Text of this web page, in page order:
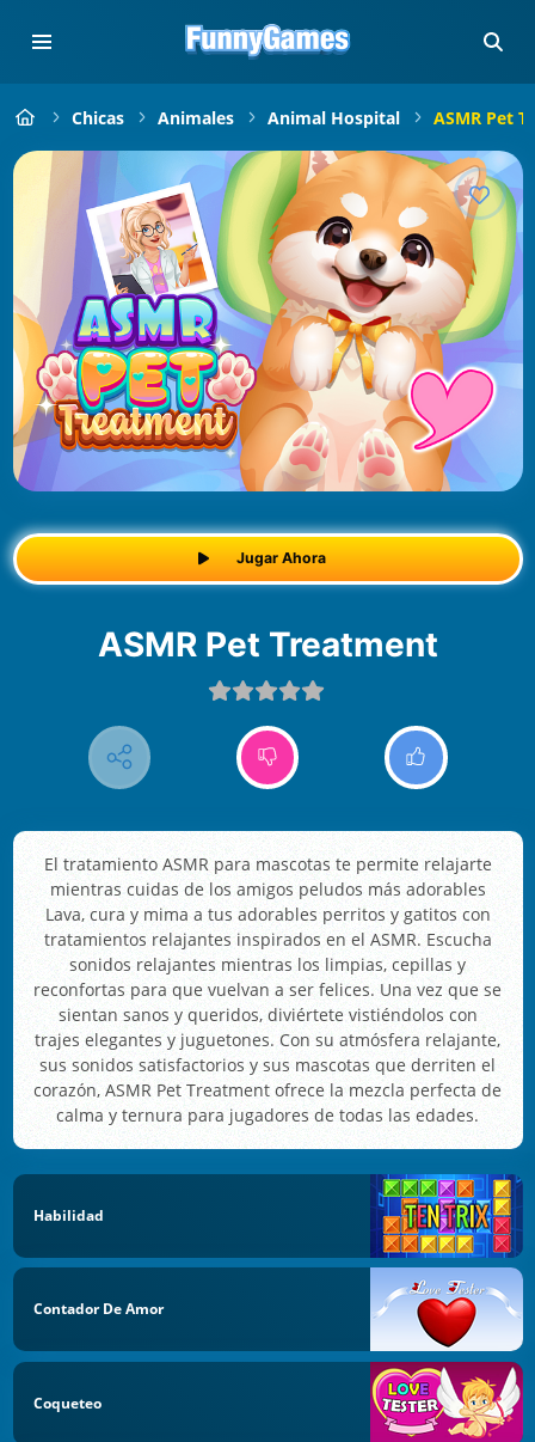
Chicas Animales Animal Hospital ASMR Pet
Jugar Ahora
ASMR Pet Treatment
El tratamiento ASMR para mascotas te permite relajarte
mientras cuidas de los amigos peludos más adorables
Lava, cura y mima a tus adorables perritos y gatitos con
tratamientos relajantes inspirados en el ASMR. Escucha
sonidos relajantes mientras los limpias, cepillas y
reconfortas para que vuelvan a ser felices. Una vez que se
sientan sanos y queridos, diviértete vistiéndolos con
trajes elegantes y juguetones. Con su atmósfera relajante,
sus sonidos satisfactorios y sus mascotas que derriten el
corazón, ASMR Pet Treatment ofrece la mezcla perfecta de
calma y ternura para jugadores de todas las edades.
Habilidad
Contador De Amor
Coqueteo